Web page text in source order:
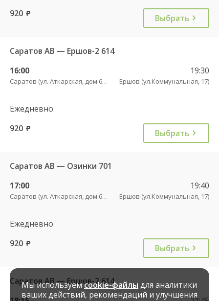
920 руб. Выбрать
Саратов АВ — Ершов-2 614
16:00
Саратов (ул. Аткарская, дом 66 А)
19:30
Ершов (ул.Коммунальная, 17)
Ежедневно
920 руб. Выбрать
Саратов АВ — Озинки 701
17:00
Саратов (ул. Аткарская, дом 66 А)
19:40
Ершов (ул.Коммунальная, 17)
Ежедневно
920 руб. Выбрать
Саратов АВ — Ершов-2 614
Мы используемcookie-файлы для аналитики
ваших действий, рекомендаций и улучшения